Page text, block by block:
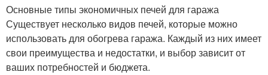
Основные типы экономичных печей для гаража
Существует несколько видов печей, которые можно
использовать для обогрева гаража. Каждый из них имеет
свои преимущества и недостатки, и выбор зависит от
ваших потребностей и бюджета.